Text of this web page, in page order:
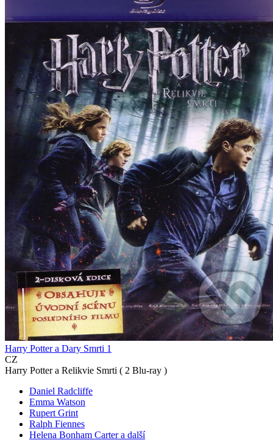
Harry Potter a Dary Smrti 1
CZ
Harry Potter a Relikvie Smrti ( 2 Blu-ray )
Daniel Radcliffe
Emma Watson
Rupert Grint
Ralph Fiennes
Helena Bonham Carter a další